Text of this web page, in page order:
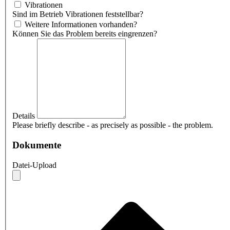
Vibrationen
Sind im Betrieb Vibrationen feststellbar?
Weitere Informationen vorhanden?
Können Sie das Problem bereits eingrenzen?
Details
Please briefly describe - as precisely as possible - the problem.
Dokumente
Datei-Upload